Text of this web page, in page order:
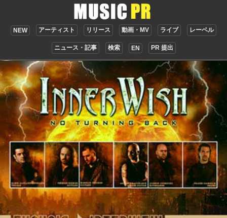
NEW アーティスト リリース 動画・MV ライブ レーベル
ニュース・記事 検索 EN PR 提出